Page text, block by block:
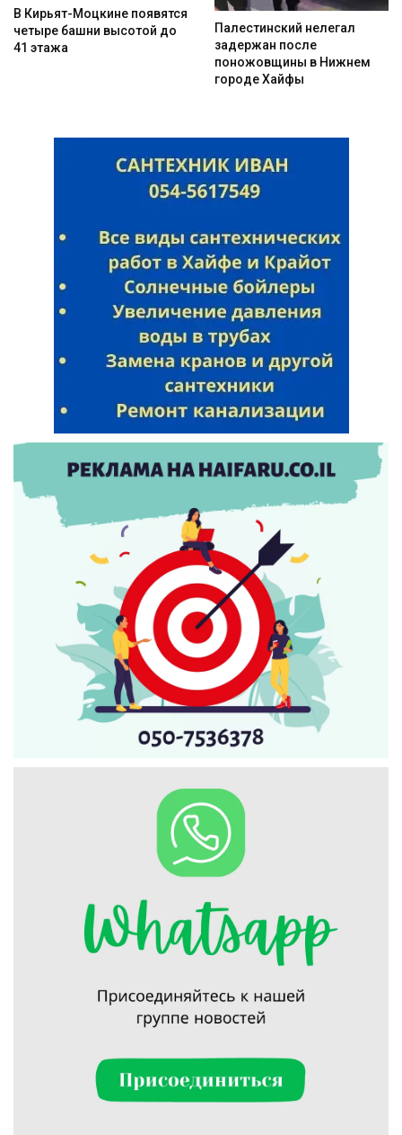
В Кирьят-Моцкине появятся
четыре башни высотой до
41 этажа
Палестинский нелегал
задержан после
поножовщины в Нижнем
городе Хайфы